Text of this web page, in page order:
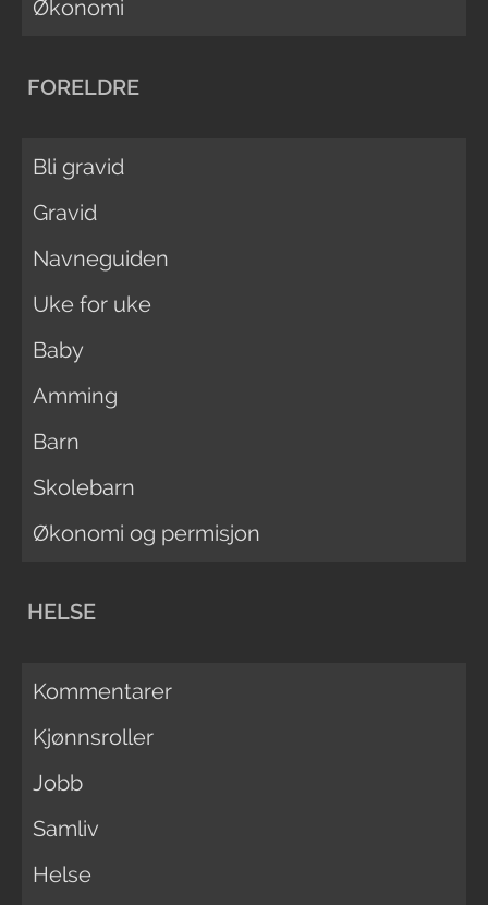
Økonomi
FORELDRE
Bli gravid
Gravid
Navneguiden
Uke for uke
Baby
Amming
Barn
Skolebarn
Økonomi og permisjon
HELSE
Kommentarer
Kjønnsroller
Jobb
Samliv
Helse